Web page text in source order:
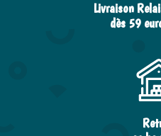
Livraison
dès 59